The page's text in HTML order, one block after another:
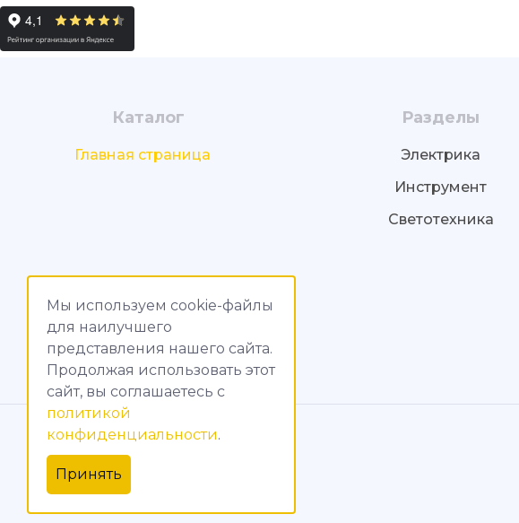
Мы используем cookie-файлы
для наилучшего
представления нашего сайта.
Продолжая использовать этот
сайт, вы соглашаетесь c
политикой
конфиденциальности.
Принять
Каталог
Главная страница
Разделы
Электрика
Инструмент
Светотехника
© МагияТока, 2015 – 2026
Политика конфиденциальности
Обработка персональных данных